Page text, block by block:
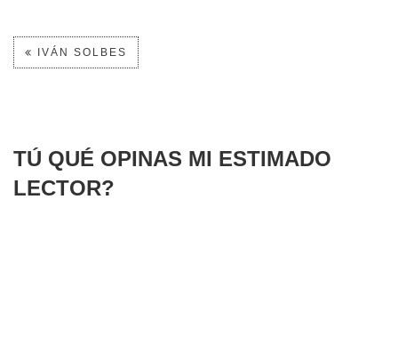
IVÁN SOLBES
TÚ QUÉ OPINAS MI ESTIMADO
LECTOR?